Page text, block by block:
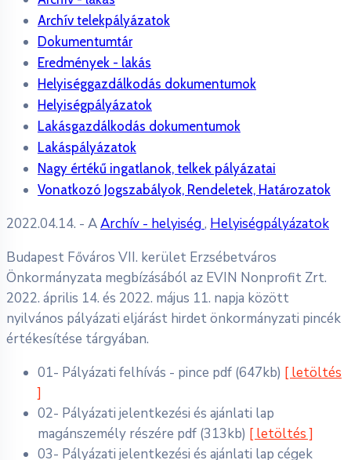
Archív telekpályázatok
Dokumentumtár
Eredmények - lakás
Helyiséggazdálkodás dokumentumok
Helyiségpályázatok
Lakásgazdálkodás dokumentumok
Lakáspályázatok
Nagy értékű ingatlanok, telkek pályázatai
Vonatkozó Jogszabályok, Rendeletek, Határozatok
2022.04.14. - AArchív - helyiség, Helyiségpályázatok
Budapest Főváros VII. kerület Erzsébetváros
Önkormányzata megbízásából az EVIN Nonprofit Zrt.
2022. április 14. és 2022. május 11. napja között
nyilvános pályázati eljárást hirdet önkormányzati pincék
értékesítése tárgyában.
01- Pályázati felhívás - pince pdf (647kb) [ letöltés
]
02- Pályázati jelentkezési és ajánlati lap
magánszemély részére pdf (313kb) [ letöltés ]
03- Pályázati jelentkezési és ajánlati lap cégek